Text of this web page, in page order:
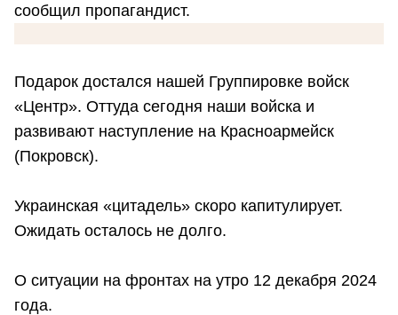
сообщил пропагандист.
Подарок достался нашей Группировке войск
«Центр». Оттуда сегодня наши войска и
развивают наступление на Красноармейск
(Покровск).
Украинская «цитадель» скоро капитулирует.
Ожидать осталось не долго.
О ситуации на фронтах на утро 12 декабря 2024
года.